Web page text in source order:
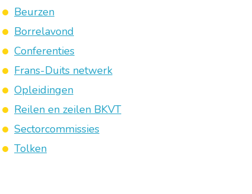
Beurzen
Borrelavond
Conferenties
Frans-Duits netwerk
Opleidingen
Reilen en zeilen BKVT
Sectorcommissies
Tolken